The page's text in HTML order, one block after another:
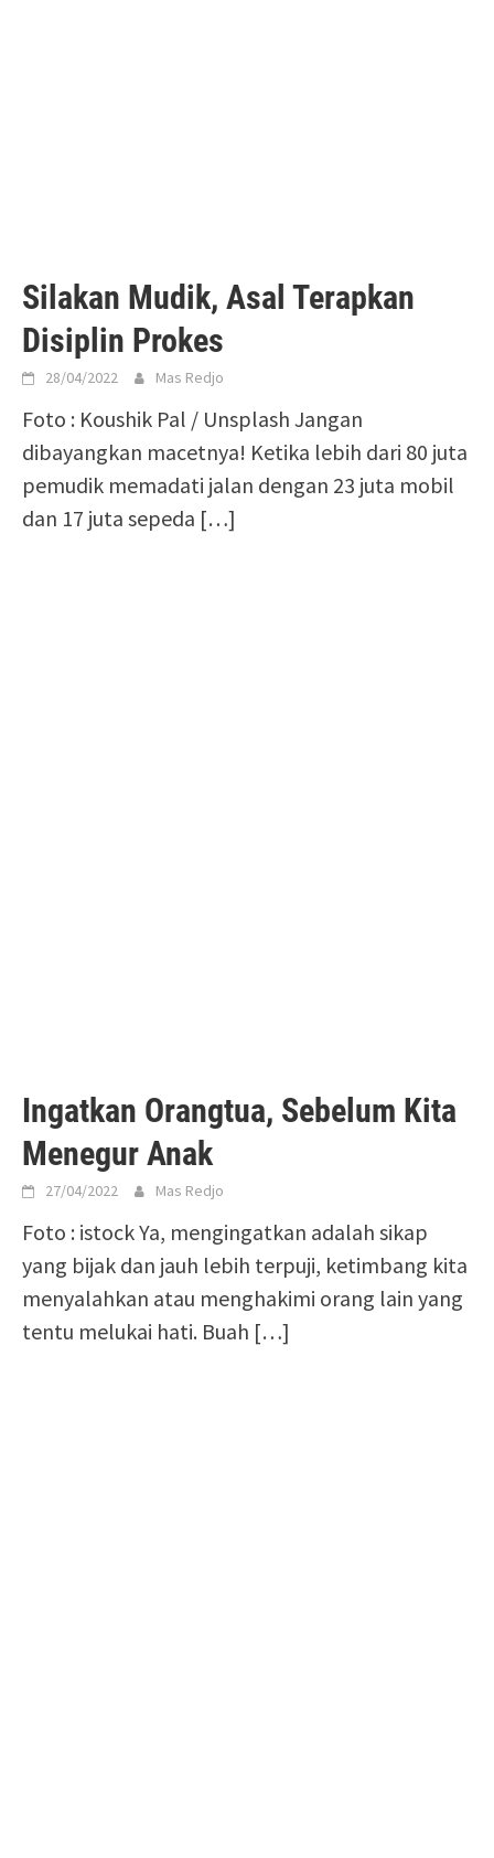
Silakan Mudik, Asal Terapkan
Disiplin Prokes
28/04/2022 Mas Redjo
Foto : Koushik Pal / Unsplash Jangan
dibayangkan macetnya! Ketika lebih dari 80 juta
pemudik memadati jalan dengan 23 juta mobil
dan 17 juta sepeda […]
Ingatkan Orangtua, Sebelum Kita
Menegur Anak
27/04/2022 Mas Redjo
Foto : istock Ya, mengingatkan adalah sikap
yang bijak dan jauh lebih terpuji, ketimbang kita
menyalahkan atau menghakimi orang lain yang
tentu melukai hati. Buah […]